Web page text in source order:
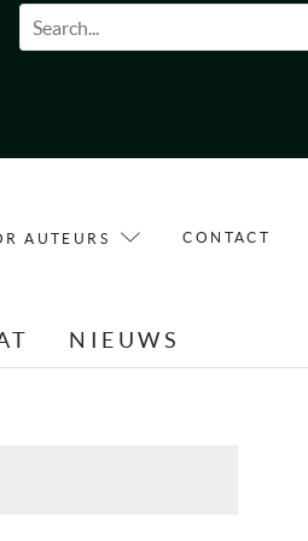
Zoekveld
AUTEURS CONTACT
NIEUWS